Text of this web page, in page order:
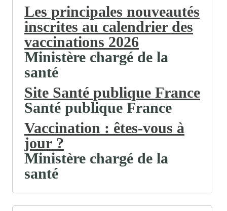
Les principales nouveautés
inscrites au calendrier des
vaccinations 2026
Ministère chargé de la
santé
Site Santé publique France
Santé publique France
Vaccination : êtes-vous à
jour ?
Ministère chargé de la
santé